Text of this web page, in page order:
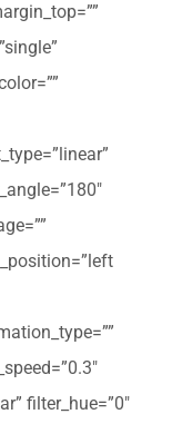
filter_hue=”0″